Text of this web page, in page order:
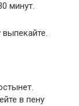
минут.
в пену